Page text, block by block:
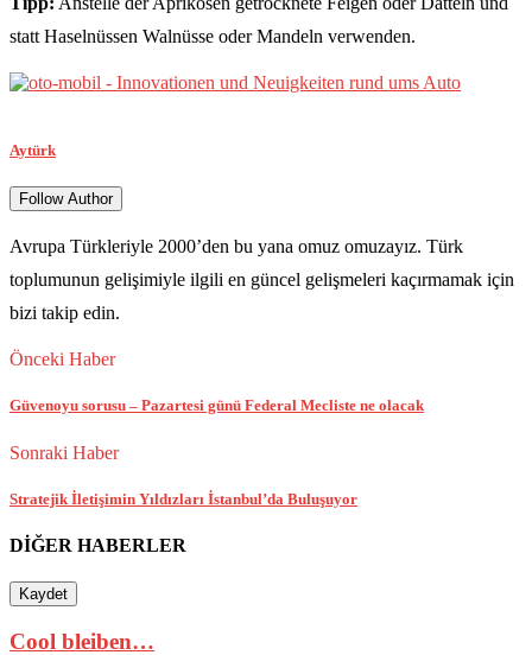
statt Haselnüssen Walnüsse oder Mandeln verwenden.
Aytürk
Follow Author
Avrupa Türkleriyle 2000’den bu yana omuz omuzayız. Türk
toplumunun gelişimiyle ilgili en güncel gelişmeleri kaçırmamak için
bizi takip edin.
Önceki Haber
Güvenoyu sorusu – Pazartesi günü Federal Mecliste ne olacak
Sonraki Haber
Stratejik İletişimin Yıldızları İstanbul’da Buluşuyor
DİĞER HABERLER
Kaydet
Cool bleiben…